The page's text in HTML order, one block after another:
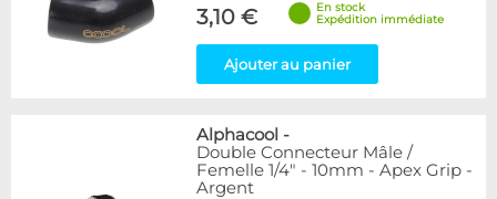
3,10 €
En stock
Expédition immédiate
Ajouter au panier
Alphacool -
Double Connecteur Mâle /
Femelle 1/4" - 10mm - Apex Grip -
Argent